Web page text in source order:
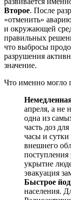
Второе. После
«отменить»
и окружающей
правильных
что выбросы
разрушения
значение.
Что именно могло
апреля, а не
одна из
часть доз
часы и сутки
внешнего
поступления
укрытие
эвакуация
Быстрое
населения.